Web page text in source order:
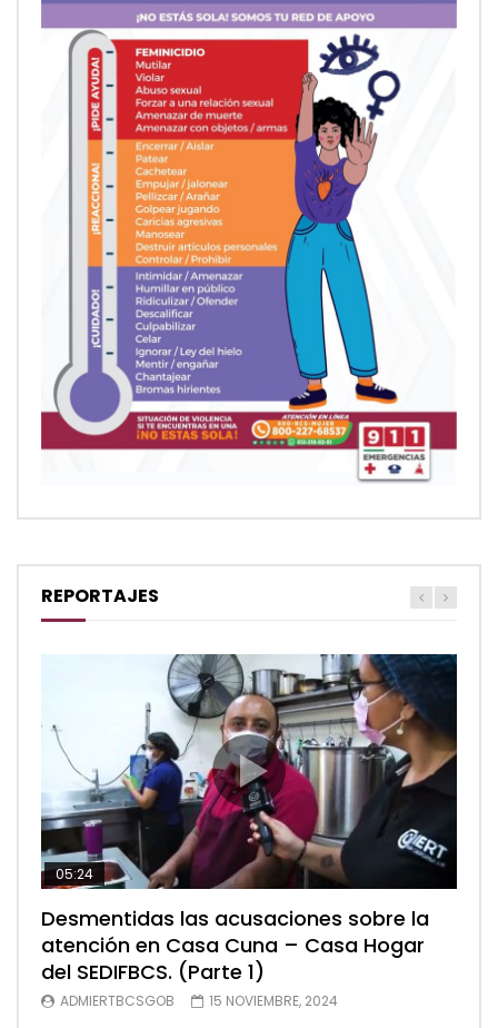
REPORTAJES
05:24
Desmentidas las acusaciones sobre la
atención en Casa Cuna – Casa Hogar
del SEDIFBCS. (Parte 1)
ADMIERTBCSGOB 15 NOVIEMBRE, 2024
04:28
Desmentidas las acusaciones sobre la
atención en Casa Cuna – Casa Hogar
del SEDIFBCS. (Parte 2)
ADMIERTBCSGOB 15 NOVIEMBRE, 2024
05:48
Desmentidas las acusaciones sobre la
atención en Casa Cuna – Casa Hogar
del SEDIFBCS (Parte 3)
ADMIERTBCSGOB 15 NOVIEMBRE, 2024